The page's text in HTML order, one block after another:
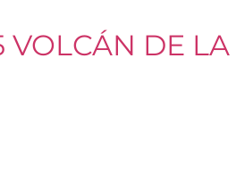
VOLCÁN DE LA